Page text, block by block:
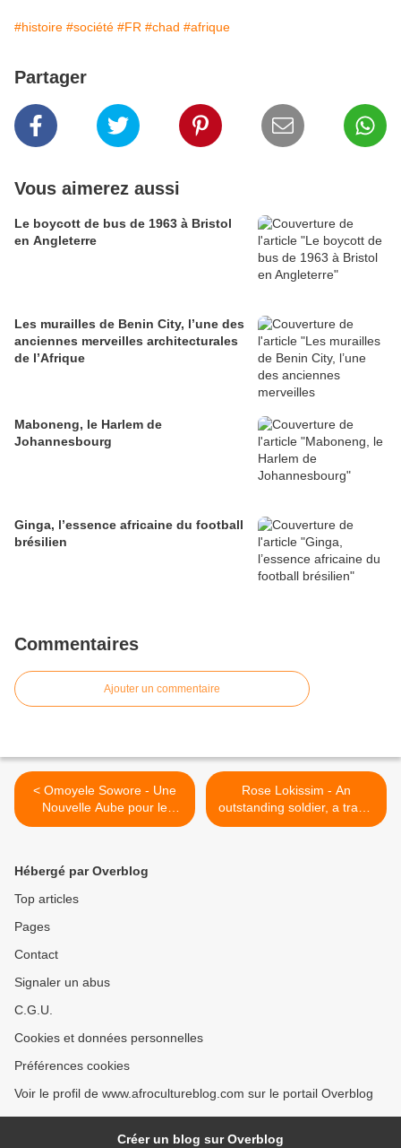
#histoire #société #FR #chad #afrique
Partager
Vous aimerez aussi
Le boycott de bus de 1963 à Bristol
en Angleterre
Les murailles de Benin City, l’une des
anciennes merveilles architecturales
de l’Afrique
Maboneng, le Harlem de
Johannesbourg
Ginga, l’essence africaine du football
brésilien
Commentaires
Ajouter un commentaire
< Omoyele Sowore - Une
Nouvelle Aube pour le
Nigéria? #TakeItBack2019
Rose Lokissim - An
outstanding soldier, a tragic
destiny >
Hébergé par Overblog
Top articles
Pages
Contact
Signaler un abus
C.G.U.
Cookies et données personnelles
Préférences cookies
Voir le profil de www.afrocultureblog.com sur le portail Overblog
Créer un blog sur Overblog